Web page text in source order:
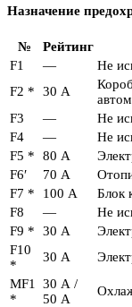
Назначение
№ Рейтинг
F1
—
Не
F2 *
30 А
F3
—
Не
F4
—
Не
F5 *
80 А
F6′
70 А
F7 *
100 А
Блок
F8
—
Не
F9 *
30 А
F10
*
30 А
MF1
*
30 А /
50 А